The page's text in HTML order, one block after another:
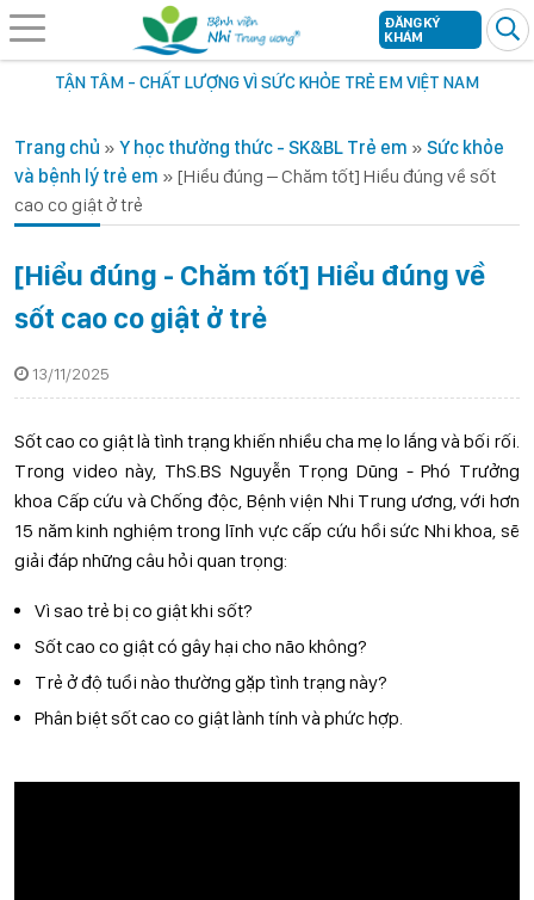
TẬN TÂM - CHẤT LƯỢNG VÌ SỨC KHỎE TRẺ EM VIỆT NAM
ĐĂNG KÝ
KHÁM
Trang chủ » Y học thường thức - SK&BL Trẻ em » Sức khỏe
và bệnh lý trẻ em » [Hiểu đúng – Chăm tốt] Hiểu đúng về sốt
cao co giật ở trẻ
[Hiểu đúng - Chăm tốt] Hiểu đúng về
sốt cao co giật ở trẻ
13/11/2025
Sốt cao co giật là tình trạng khiến nhiều cha mẹ lo lắng và bối rối.
Trong video này, ThS.BS Nguyễn Trọng Dũng - Phó Trưởng
khoa Cấp cứu và Chống độc, Bệnh viện Nhi Trung ương, với hơn
15 năm kinh nghiệm trong lĩnh vực cấp cứu hồi sức Nhi khoa, sẽ
giải đáp những câu hỏi quan trọng:
Vì sao trẻ bị co giật khi sốt?
Sốt cao co giật có gây hại cho não không?
Trẻ ở độ tuổi nào thường gặp tình trạng này?
Phân biệt sốt cao co giật lành tính và phức hợp.